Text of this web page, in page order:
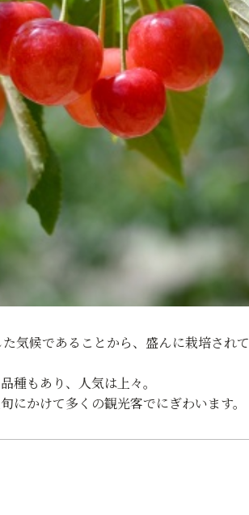
気候であることから、盛んに栽培されて
種もあり、人気は上々。
かけて多くの観光客でにぎわいます。